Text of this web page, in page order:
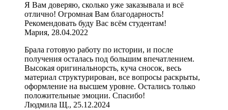
Я Вам доверяю, сколько уже заказывала и всё
отлично! Огромная Вам благодарность!
Рекомендовать буду Вас всём студентам!
Мария, 28.04.2022
Брала готовую работу по истории, и после
получения осталась под большим впечатлением.
Высокая оригинальнорсть, куча сносок, весь
материал структурирован, все вопросы раскрыты,
оформление на высшем уровне. Остались только
положительные эмоции. Спасибо!
Людмила Щ., 25.12.2024